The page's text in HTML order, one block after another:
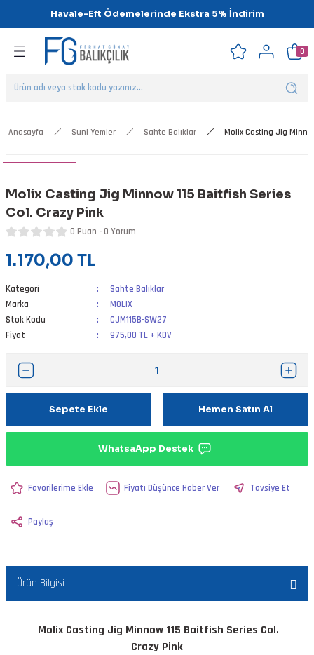
Havale-Eft Ödemelerinde Ekstra 5% İndirim
Geri Dön
Geri Dön
Geri Dön
Geri Dön
Geri Dön
Geri Dön
0
Anasayfa Suni Yemler Sahte Balıklar Molix Casting Jig
Molix Casting Jig Minnow 115 Baitfish Series
Col. Crazy Pink
0 Puan - 0 Yorum
1.170,00 TL
Kategori
Sahte Balıklar
Marka
MOLIX
Stok Kodu
CJM115B-SW27
Fiyat
975,00 TL + KDV
Sepete Ekle Hemen Satın Al
WhatsaApp Destek
Fiyatı Düşünce Haber Ver Tavsiye Et
Paylaş
Ürün Bilgisi
Molix Casting Jig Minnow 115 Baitfish Series Col.
Crazy Pink